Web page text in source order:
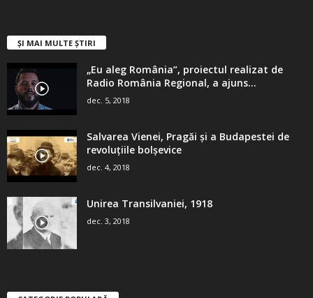
ȘI MAI MULTE ȘTIRI
„Eu aleg România”, proiectul realizat de
Radio România Regional, a ajuns...
dec. 5, 2018
Salvarea Vienei, Pragăi şi a Budapestei de
revoluţiile bolşevice
dec. 4, 2018
Unirea Transilvaniei, 1918
dec. 3, 2018